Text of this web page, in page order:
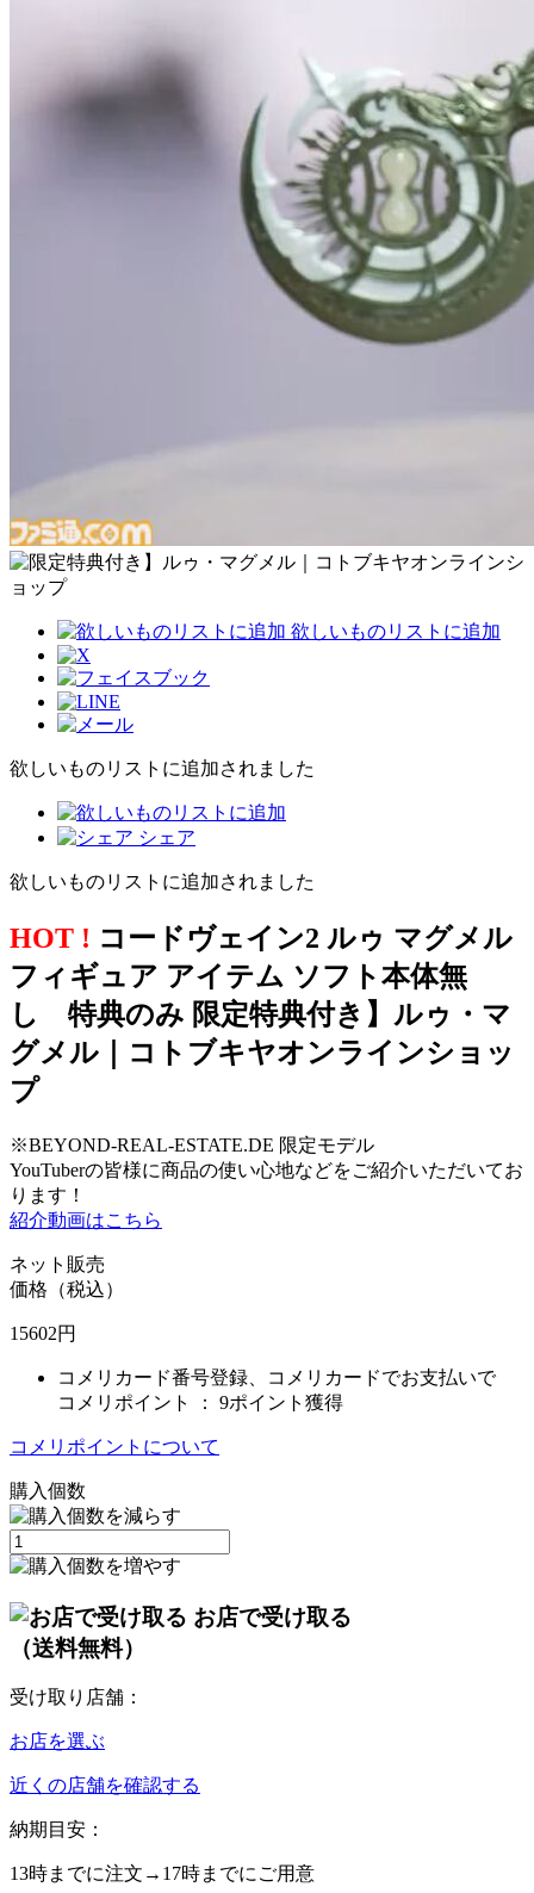
欲しいものリストに追加
欲しいものリストに追加されました
シェア
欲しいものリストに追加されました
HOT ! コードヴェイン2 ルゥ マグメル
フィギュア アイテム ソフト本体無
し 特典のみ 限定特典付き】ルゥ・マ
グメル｜コトブキヤオンラインショッ
プ
※BEYOND-REAL-ESTATE.DE 限定モデル
YouTuberの皆様に商品の使い心地などをご紹介いただいてお
ります！
紹介動画はこちら
ネット販売
価格（税込）
15602円
コメリカード番号登録、コメリカードでお支払いで
コメリポイント ： 9ポイント獲得
コメリポイントについて
購入個数
お店で受け取る
（送料無料）
受け取り店舗：
お店を選ぶ
近くの店舗を確認する
納期目安：
13時までに注文→ 17時までにご用意